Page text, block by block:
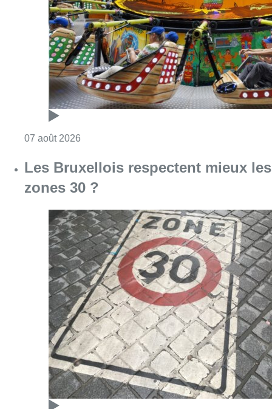
07 août 2026
Les Bruxellois respectent mieux les
zones 30 ?